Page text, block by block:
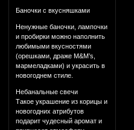
Баночки с вкусняшками
Ненужные баночки, лампочки
и пробирки можно наполнить
любимыми вкусностями
(орешками, драже M&M’s,
мармеладками) и украсить в
новогоднем стиле.
Небанальные свечи
Такое украшение из корицы и
новогодних атрибутов
подарит чудесный аромат и